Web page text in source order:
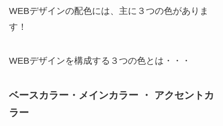
WEBデザインの配色には、主に３つの色がありま
す！
WEBデザインを構成する３つの色とは・・・
ベースカラー・メインカラー ・ アクセントカ
ラー